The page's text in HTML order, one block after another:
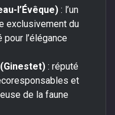
l’Évêque) : l’un
exclusivement du
l’élégance
: réputé
et
de la faune